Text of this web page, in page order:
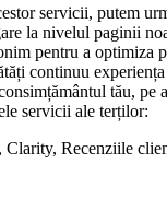
servicii, putem
la nivelul paginii
pentru a optimiza
continuu experiența
tău, pe
servicii ale terților:
Clarity, Recenziile